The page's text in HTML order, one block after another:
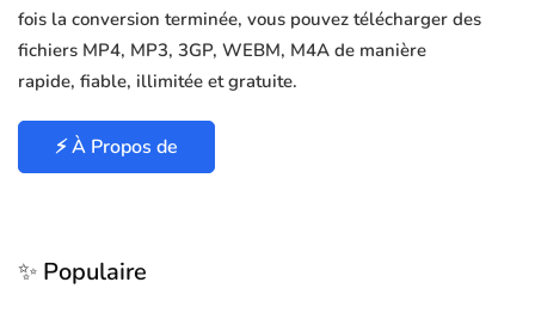
fois la conversion terminée, vous pouvez télécharger des
fichiers MP4, MP3, 3GP, WEBM, M4A de manière
rapide, fiable, illimitée et gratuite.
⚡ À Propos de
✨ Populaire